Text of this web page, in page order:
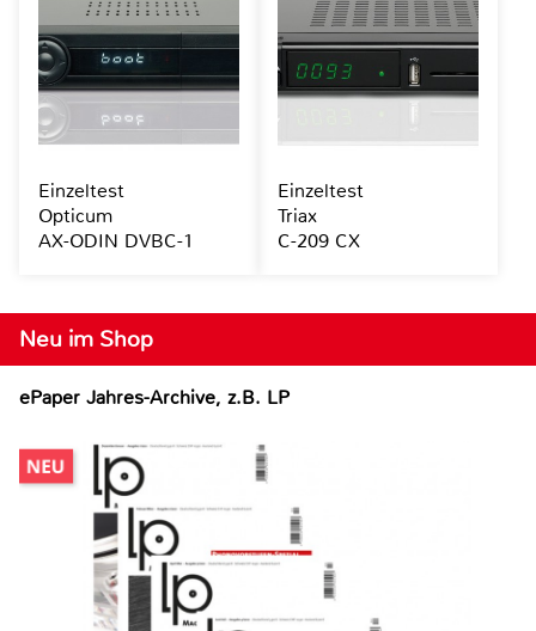
Neu im Shop
ePaper Jahres-Archive, z.B. LP
Einzeltest
Opticum
AX-ODIN DVBC-1
Einzeltest
Triax
C-209 CX